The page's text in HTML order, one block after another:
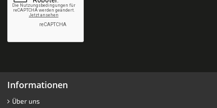
Informationen
Über uns